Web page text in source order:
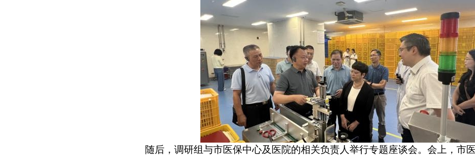
随后，调研组与市医保中心及医院的相关负责人举行专题座谈会。会上，市